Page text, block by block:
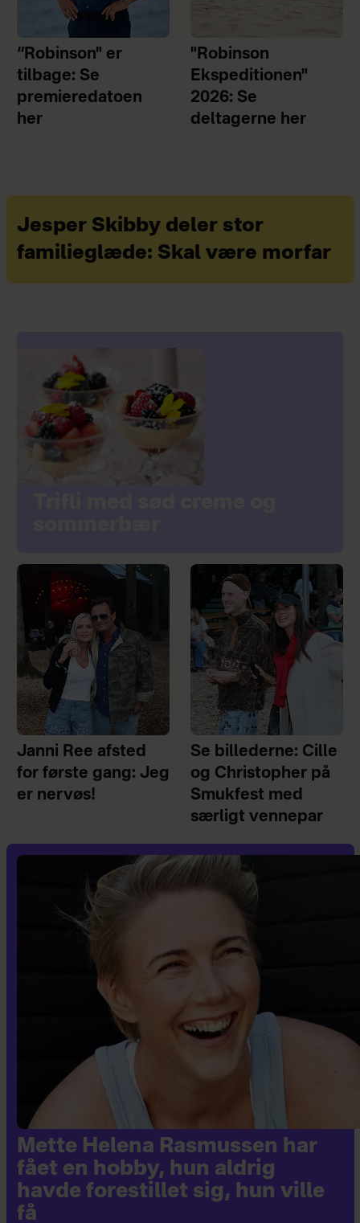
“Robinson" er
tilbage: Se
premieredatoen
her
"Robinson
Ekspeditionen"
2026: Se
deltagerne her
Jesper Skibby deler stor
familieglæde: Skal være morfar
Janni Ree afsted
for første gang: Jeg
er nervøs!
Se billederne: Cille
og Christopher på
Smukfest med
særligt vennepar
Mette Helena Rasmussen har
fået en hobby, hun aldrig
havde forestillet sig, hun ville
få